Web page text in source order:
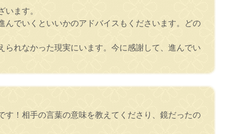
ます。
でいくといいかのアドバイスもくださいます。どの
れなかった現実にいます。今に感謝して、進んでい
！相手の言葉の意味を教えてくださり、鏡だったの